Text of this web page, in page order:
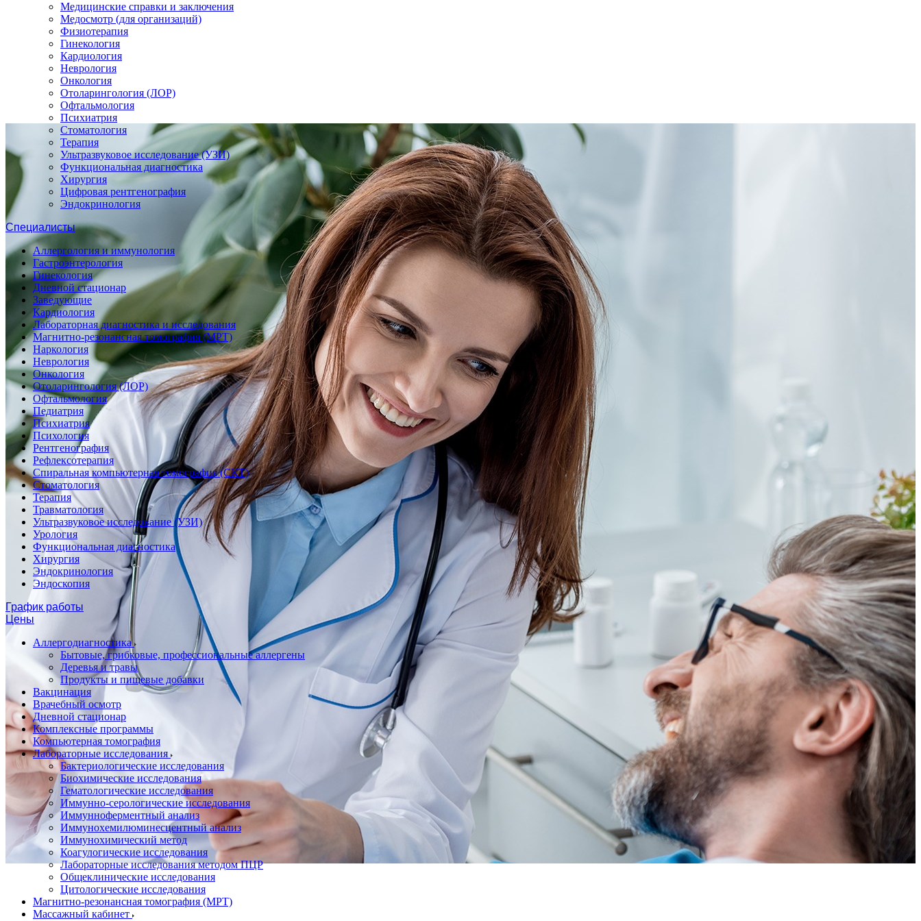
Медицинские справки и заключения
Медосмотр (для организаций)
Физиотерапия
Гинекология
Кардиология
Неврология
Онкология
Отоларингология (ЛОР)
Офтальмология
Психиатрия
Стоматология
Терапия
Ультразвуковое исследование (УЗИ)
Функциональная диагностика
Хирургия
Цифровая рентгенография
Эндокринология
Специалисты
Аллергология и иммунология
Гастроэнтерология
Гинекология
Дневной стационар
Заведующие
Кардиология
Лабораторная диагностика и исследования
Магнитно-резонансная томография (МРТ)
Наркология
Неврология
Онкология
Отоларингология (ЛОР)
Офтальмология
Педиатрия
Психиатрия
Психология
Рентгенография
Рефлексотерапия
Спиральная компьютерная томография (СКТ)
Стоматология
Терапия
Травматология
Ультразвуковое исследование (УЗИ)
Урология
Функциональная диагностика
Хирургия
Эндокринология
Эндоскопия
График работы
Цены
Аллергодиагностика
Бытовые, грибковые, профессиональные аллергены
Деревья и травы
Продукты и пищевые добавки
Вакцинация
Врачебный осмотр
Дневной стационар
Комплексные программы
Компьютерная томография
Лабораторные исследования
Бактериологические исследования
Биохимические исследования
Гематологические исследования
Иммунно-серологические исследования
Иммунноферментный анализ
Иммунохемилюминесцентный анализ
Иммунохимический метод
Коагулогические исследования
Лабораторные исследования методом ПЦР
Общеклинические исследования
Цитологические исследования
Магнитно-резонансная томография (МРТ)
Массажный кабинет